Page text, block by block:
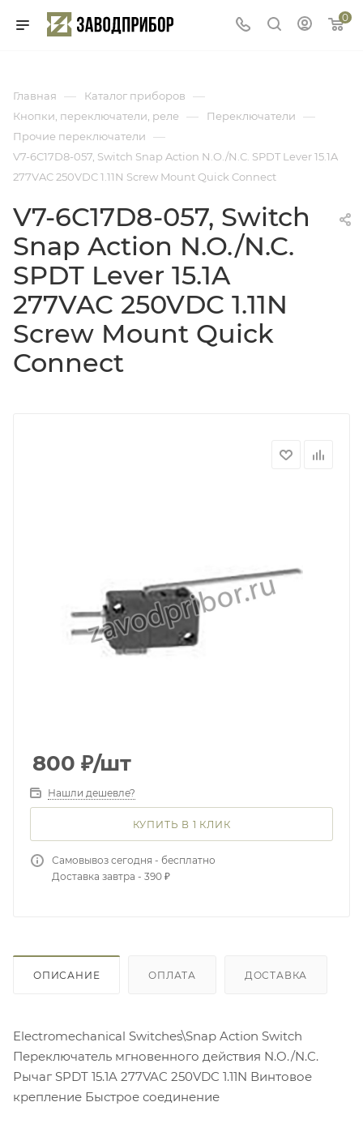
0
Главная — Каталог приборов —
Кнопки, переключатели, реле — Переключатели —
Прочие переключатели —
V7-6C17D8-057, Switch Snap Action N.O./N.C. SPDT Lever 15.1A
277VAC 250VDC 1.11N Screw Mount Quick Connect
V7-6C17D8-057, Switch
Snap Action N.O./N.C.
SPDT Lever 15.1A
277VAC 250VDC 1.11N
Screw Mount Quick
Connect
800 ₽/шт
Нашли дешевле?
КУПИТЬ В 1 КЛИК
Самовывоз сегодня - бесплатно
Доставка завтра - 390 ₽
ОПИСАНИЕ ОПЛАТА ДОСТАВКА
Electromechanical Switches\Snap Action Switch
Переключатель мгновенного действия N.O./N.C.
Рычаг SPDT 15.1A 277VAC 250VDC 1.11N Винтовое
крепление Быстрое соединение